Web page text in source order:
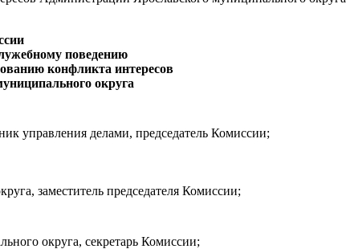
поведению
конфликта интересов
округа
управления делами, председатель Комиссии;
заместитель председателя Комиссии;
округа, секретарь Комиссии;